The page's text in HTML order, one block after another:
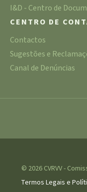
I&D - Centro de
CENTRO DE
Contactos
Sugestões e
Canal de Denúncias
© 2026 CVRVV -
Termos Legais e